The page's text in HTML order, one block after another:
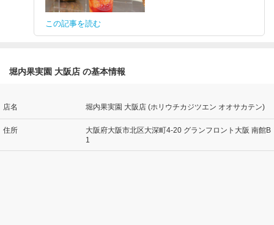
この記事を読む
堀内果実園 大阪店 の基本情報
店名 堀内果実園 大阪店 (ホリウチカジツエン オオサカテン)
住所
大阪府大阪市北区大深町4-20 グランフロント大阪 南館B
1